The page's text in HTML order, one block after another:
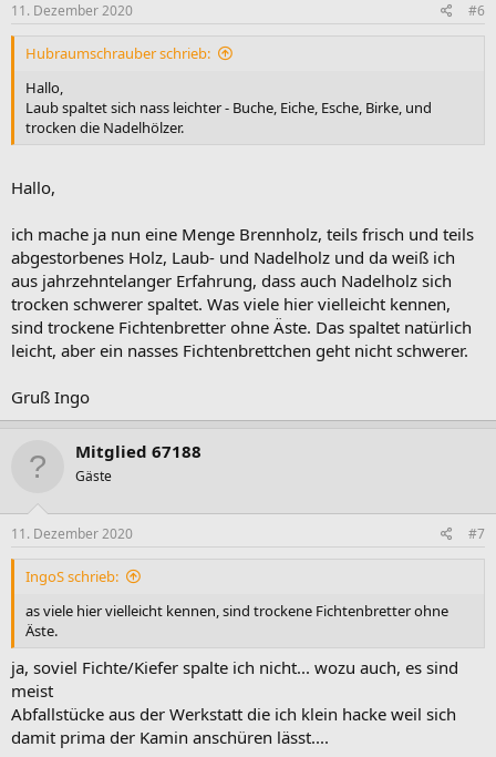
11. Dezember 2020 #6
Hubraumschrauber schrieb:
Hallo,
Laub spaltet sich nass leichter - Buche, Eiche, Esche, Birke, und
trocken die Nadelhölzer.
Hallo,
ich mache ja nun eine Menge Brennholz, teils frisch und teils
abgestorbenes Holz, Laub- und Nadelholz und da weiß ich
aus jahrzehntelanger Erfahrung, dass auch Nadelholz sich
trocken schwerer spaltet. Was viele hier vielleicht kennen,
sind trockene Fichtenbretter ohne Äste. Das spaltet natürlich
leicht, aber ein nasses Fichtenbrettchen geht nicht schwerer.
Gruß Ingo
Mitglied 67188
Gäste
11. Dezember 2020 #7
IngoS schrieb:
as viele hier vielleicht kennen, sind trockene Fichtenbretter ohne
Äste.
ja, soviel Fichte/Kiefer spalte ich nicht... wozu auch, es sind
meist
Abfallstücke aus der Werkstatt die ich klein hacke weil sich
damit prima der Kamin anschüren lässt....